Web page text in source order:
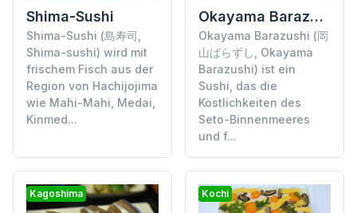
Shima-Sushi
Shima-Sushi (島寿司,
Shima-sushi) wird mit
frischem Fisch aus der
Region von Hachijojima
wie Mahi-Mahi, Medai,
Kinmed...
Okayama Barazushi
Okayama Barazushi (岡
山ばらずし, Okayama
Barazushi) ist ein
Sushi, das die
Köstlichkeiten des
Seto-Binnenmeeres
und f...
Kagoshima Kochi